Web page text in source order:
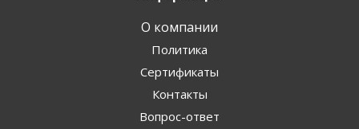
О компании
Политика
Сертификаты
Контакты
Вопрос-ответ